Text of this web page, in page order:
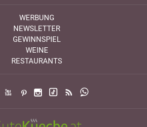
WERBUNG
NEWSLETTER
GEWINNSPIEL
WEINE
RESTAURANTS